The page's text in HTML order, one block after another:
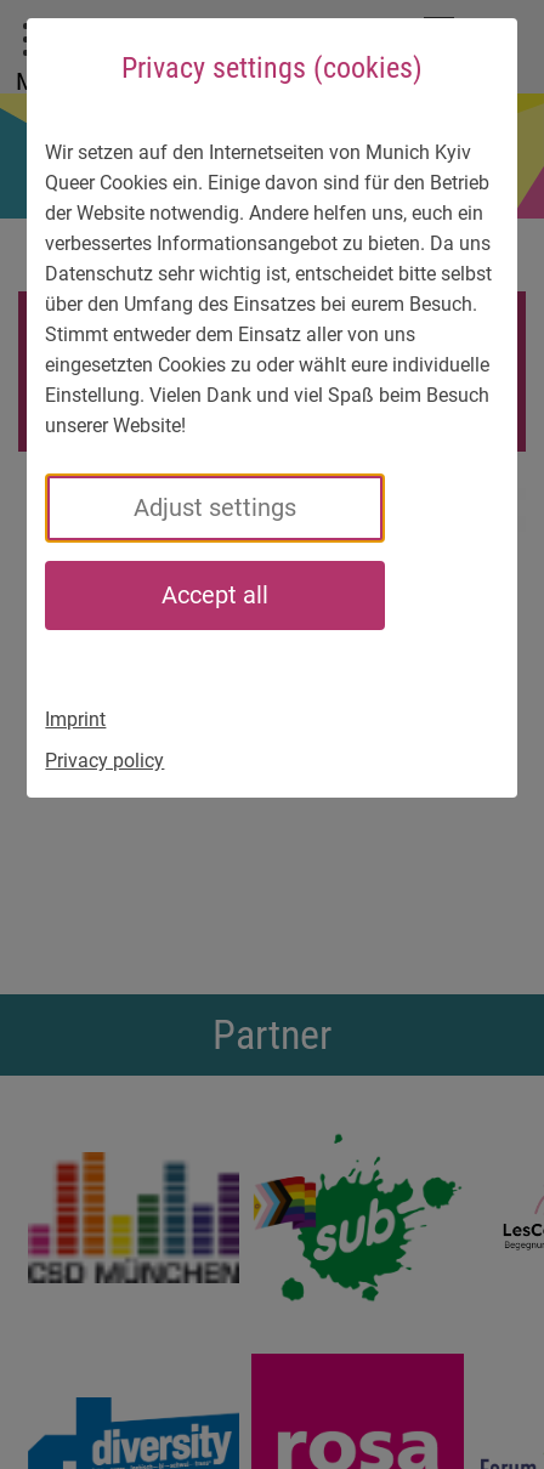
Privacy settings (cookies)
Wir setzen auf den Internetseiten von Munich Kyiv
Queer Cookies ein. Einige davon sind für den Betrieb
der Website notwendig. Andere helfen uns, euch ein
verbessertes Informationsangebot zu bieten. Da uns
Datenschutz sehr wichtig ist, entscheidet bitte selbst
über den Umfang des Einsatzes bei eurem Besuch.
Stimmt entweder dem Einsatz aller von uns
eingesetzten Cookies zu oder wählt eure individuelle
Einstellung. Vielen Dank und viel Spaß beim Besuch
unserer Website!
Adjust settings
Accept all
Imprint
Privacy policy
To main menu
To language menu
To search
To content
To service information
Menu
INSIGHT-logo-1-
e1566254907199
Partner